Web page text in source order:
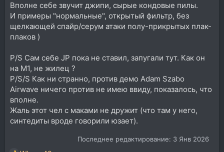
Вполне себе звучит джипи, сырые кондовые пилы.
И примеры "нормальные", открытый фильтр, без
щелкающей спайр/серум атаки полу-прикрытых плак-
плаков )
P/S Сам себе JP пока не ставил, запугали тут. Как он
на M1, не жилец ?
P/S/S Как ни странно, против демо Adam Szabo
Airwave ничего против не имею ввиду, показалось, что
вполне.
Жаль этот чел с маками не дружит (что там у него,
синтедиты вроде говорили юзает).
Последнее редактирование: 3 Янв 2026